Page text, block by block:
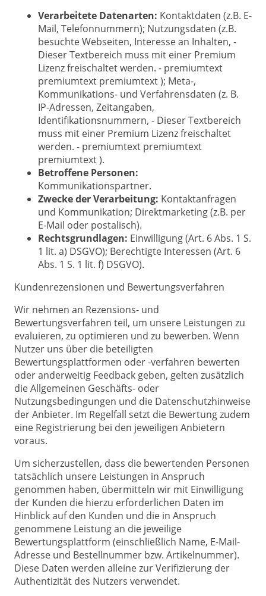
Verarbeitete Datenarten: Kontaktdaten (z.B. E-
Mail, Telefonnummern); Nutzungsdaten (z.B.
besuchte Webseiten, Interesse an Inhalten, -
Dieser Textbereich muss mit einer Premium
Lizenz freischaltet werden. - premiumtext
premiumtext premiumtext ); Meta-,
Kommunikations- und Verfahrensdaten (z. B.
IP-Adressen, Zeitangaben,
Identifikationsnummern, - Dieser Textbereich
muss mit einer Premium Lizenz freischaltet
werden. - premiumtext premiumtext
premiumtext ).
Betroffene Personen:
Kommunikationspartner.
Zwecke der Verarbeitung: Kontaktanfragen
und Kommunikation; Direktmarketing (z.B. per
E-Mail oder postalisch).
Rechtsgrundlagen: Einwilligung (Art. 6 Abs. 1 S.
1 lit. a) DSGVO); Berechtigte Interessen (Art. 6
Abs. 1 S. 1 lit. f) DSGVO).
Kundenrezensionen und Bewertungsverfahren
Wir nehmen an Rezensions- und
Bewertungsverfahren teil, um unsere Leistungen zu
evaluieren, zu optimieren und zu bewerben. Wenn
Nutzer uns über die beteiligten
Bewertungsplattformen oder -verfahren bewerten
oder anderweitig Feedback geben, gelten zusätzlich
die Allgemeinen Geschäfts- oder
Nutzungsbedingungen und die Datenschutzhinweise
der Anbieter. Im Regelfall setzt die Bewertung zudem
eine Registrierung bei den jeweiligen Anbietern
voraus.
Um sicherzustellen, dass die bewertenden Personen
tatsächlich unsere Leistungen in Anspruch
genommen haben, übermitteln wir mit Einwilligung
der Kunden die hierzu erforderlichen Daten im
Hinblick auf den Kunden und die in Anspruch
genommene Leistung an die jeweilige
Bewertungsplattform (einschließlich Name, E-Mail-
Adresse und Bestellnummer bzw. Artikelnummer).
Diese Daten werden alleine zur Verifizierung der
Authentizität des Nutzers verwendet.